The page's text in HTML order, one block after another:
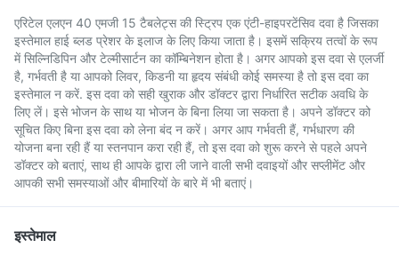
एरिटेल एलएन 40 एमजी 15 टैबलेट्स की स्ट्रिप एक एंटी-हाइपरटेंसिव दवा है जिसका
इस्तेमाल हाई ब्लड प्रेशर के इलाज के लिए किया जाता है। इसमें सक्रिय तत्वों के रूप
में सिल्निडिपिन और टेल्मीसार्टन का कॉम्बिनेशन होता है। अगर आपको इस दवा से एलर्जी
है, गर्भवती है या आपको लिवर, किडनी या हृदय संबंधी कोई समस्या है तो इस दवा का
इस्तेमाल न करें. इस दवा को सही खुराक और डॉक्टर द्वारा निर्धारित सटीक अवधि के
लिए लें। इसे भोजन के साथ या भोजन के बिना लिया जा सकता है। अपने डॉक्टर को
सूचित किए बिना इस दवा को लेना बंद न करें। अगर आप गर्भवती हैं, गर्भधारण की
योजना बना रही हैं या स्तनपान करा रही हैं, तो इस दवा को शुरू करने से पहले अपने
डॉक्टर को बताएं, साथ ही आपके द्वारा ली जाने वाली सभी दवाइयों और सप्लीमेंट और
आपकी सभी समस्याओं और बीमारियों के बारे में भी बताएं।
इस्तेमाल